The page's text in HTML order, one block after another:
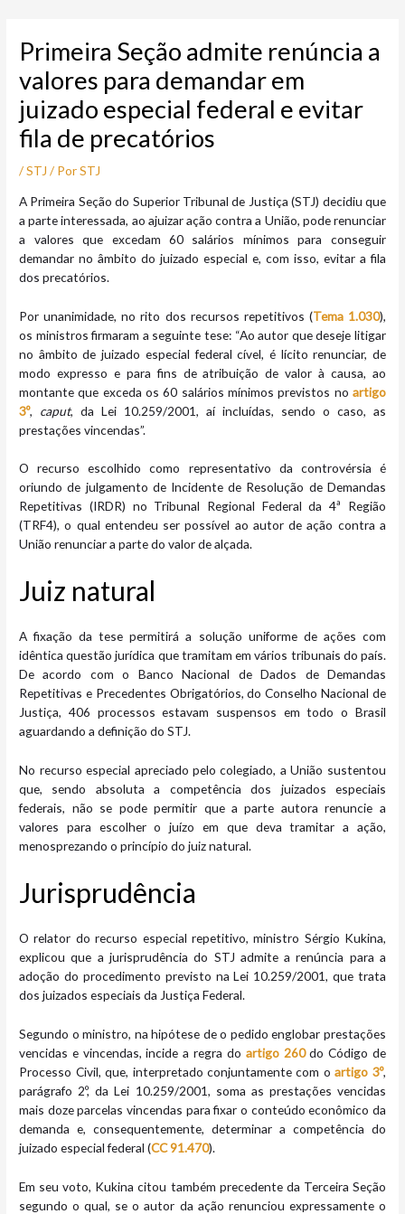
conteúdo
Primeira Seção admite renúncia a
valores para demandar em
juizado especial federal e evitar
fila de precatórios
/STJ / PorSTJ
A Primeira Seção do Superior Tribunal de Justiça (STJ) decidiu que
a parte interessada, ao ajuizar ação contra a União, pode renunciar
a valores que excedam 60 salários mínimos para conseguir
demandar no âmbito do juizado especial e, com isso, evitar a fila
dos precatórios.
Por unanimidade, no rito dos recursos repetitivos (Tema 1.030),
os ministros firmaram a seguinte tese: “Ao autor que deseje litigar
no âmbito de juizado especial federal cível, é lícito renunciar, de
modo expresso e para fins de atribuição de valor à causa, ao
montante que exceda os 60 salários mínimos previstos no artigo
3º, caput, da Lei 10.259/2001, aí incluídas, sendo o caso, as
prestações vincendas”.
O recurso escolhido como representativo da controvérsia é
oriundo de julgamento de Incidente de Resolução de Demandas
Repetitivas (IRDR) no Tribunal Regional Federal da 4ª Região
(TRF4), o qual entendeu ser possível ao autor de ação contra a
União renunciar a parte do valor de alçada.
Juiz n​​atural
A fixação da tese permitirá a solução uniforme de ações com
idêntica questão jurídica que tramitam em vários tribunais do país.
De acordo com o Banco Nacional de Dados de Demandas
Repetitivas e Precedentes Obrigatórios, do Conselho Nacional de
Justiça, 406 processos estavam suspensos em todo o Brasil
aguardando a definição do STJ.
No recurso especial apreciado pelo colegiado, a União sustentou
que, sendo absoluta a competência dos juizados especiais
federais, não se pode permitir que a parte autora renuncie a
valores para escolher o juízo em que deva tramitar a ação,
menosprezando o princípio do juiz natural.
Jurispr​​udência
O relator do recurso especial repetitivo, ministro Sérgio Kukina,
explicou que a jurisprudência do STJ admite a renúncia para a
adoção do procedimento previsto na Lei 10.259/2001, que trata
dos juizados especiais da Justiça Federal.
Segundo o ministro, na hipótese de o pedido englobar prestações
vencidas e vincendas, incide a regra do artigo 260do Código de
Processo Civil, que, interpretado conjuntamente com oartigo 3º,
parágrafo 2º, da Lei 10.259/2001, soma as prestações vencidas
mais doze parcelas vincendas para fixar o conteúdo econômico da
demanda e, consequentemente, determinar a competência do
juizado especial federal (CC 91.470).
Em seu voto, Kukina citou também precedente da Terceira Seção
segundo o qual, se o autor da ação renunciou expressamente o